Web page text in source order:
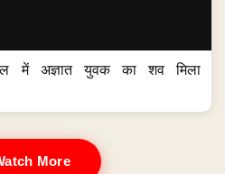
में अज्ञात युवक का शव मिला
More